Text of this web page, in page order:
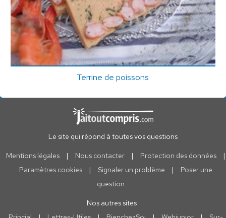
Terrine de poissons
Le site qui répond à toutes vos questions
Mentions légales | Nous contacter | Protection des données
|
Paramètres cookies
| Signaler un problème |
Poser une
question
Nos autres sites :